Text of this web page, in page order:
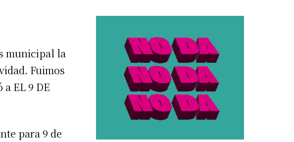
municipal la
Fuimos
EL 9 DE
para 9 de